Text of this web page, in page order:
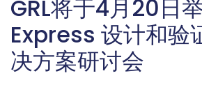
GRL将于4月20日
Express 设计和验
决方案研讨会